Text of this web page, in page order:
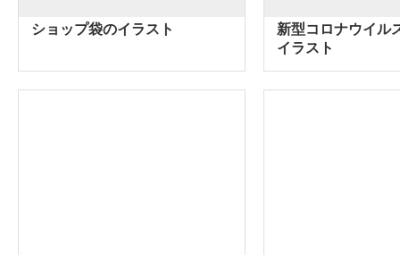
ショップ袋のイラスト
新型コロナウイル
イラスト